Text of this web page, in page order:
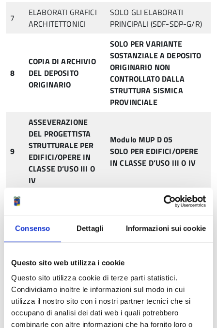
Consenso Dettagli Informazioni sui cookie
Questo sito web utilizza i cookie
Questo sito utilizza cookie di terze parti statistici.
Condividiamo inoltre le informazioni sul modo in cui
utilizza il nostro sito con i nostri partner tecnici che si
occupano di analisi dei dati web i quali potrebbero
combinarle con altre informazioni che ha fornito loro o
7
ELABORATI GRAFICI
ARCHITETTONICI
SOLO GLI ELABORATI
PRINCIPALI (SDF-SDP-G/R)
8
COPIA DI ARCHIVIO
DEL DEPOSITO
ORIGINARIO
SOLO PER VARIANTE
SOSTANZIALE A DEPOSITO
ORIGINARIO NON
CONTROLLATO DALLA
STRUTTURA SISMICA
PROVINCIALE
9
ASSEVERAZIONE
DEL PROGETTISTA
STRUTTURALE PER
EDIFICI/OPERE IN
CLASSE D’USO III O
IV
Modulo MUP D 05
SOLO PER EDIFICI/OPERE
IN CLASSE D’USO III O IV
Condividi
Torna a
Depositi
Istruzioni e procedure per i depositi